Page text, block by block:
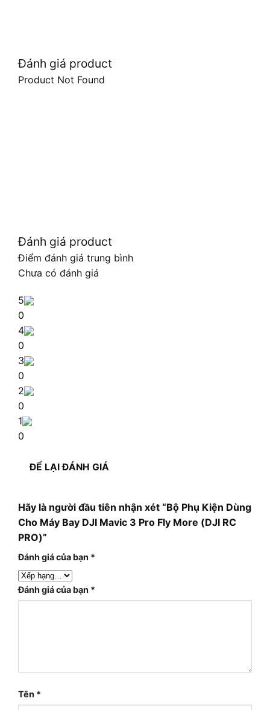
Đánh giá product
Product Not Found
Đánh giá product
Điểm đánh giá trung bình
Chưa có đánh giá
5
0
4
0
3
0
2
0
1
0
ĐỂ LẠI ĐÁNH GIÁ
Hãy là người đầu tiên nhận xét “Bộ Phụ Kiện Dùng
Cho Máy Bay DJI Mavic 3 Pro Fly More (DJI RC
PRO)”
Đánh giá của bạn *
Đánh giá của bạn *
Tên *